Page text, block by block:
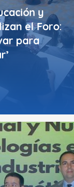
y
el Foro:
para